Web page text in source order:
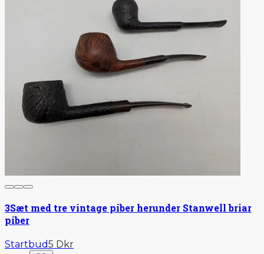
3Sæt med tre vintage piber herunder Stanwell briar
piber
Startbud5 Dkr